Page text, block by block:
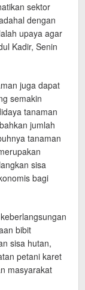
sektor
dengan
upaya agar
Kadir, Senin
juga dapat
semakin
tanaman
jumlah
tanaman
sisa
bagi
bibit
sisa hutan,
petani karet
masyarakat